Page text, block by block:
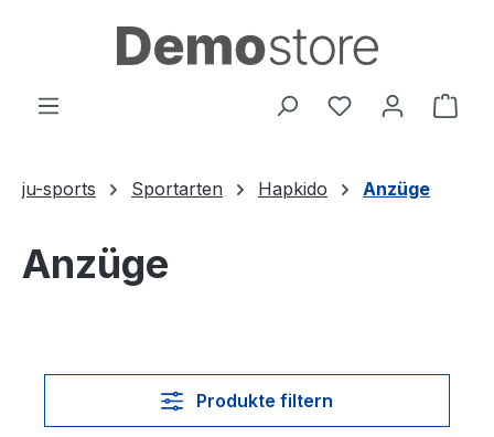
Zum Hauptinhalt springen
Du hast 0
ju-sports Sportarten Hapkido Anzüge
Anzüge
Produkte filtern